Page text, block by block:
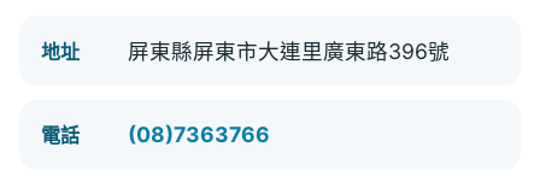
地址 屏東縣屏東市大連里廣東路396號
電話 (08)7363766